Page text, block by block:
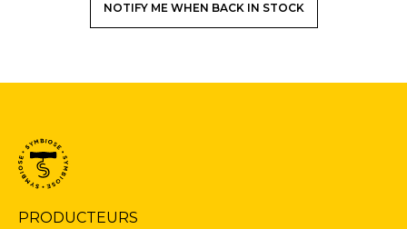
NOTIFY ME WHEN BACK IN STOCK
Navigation
PRODUCTEURS